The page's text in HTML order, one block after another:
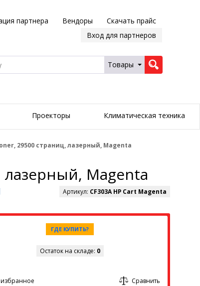
партнера Вендоры
Скачать прайс
Вход для партнеров
Товары
Проекторы Климатическая техника
29500 страниц, лазерный, Magenta
лазерный, Magenta
Артикул: CF303A HP Cart Magenta
ГДЕ КУПИТЬ?
Остаток на складе: 0
Сравнить